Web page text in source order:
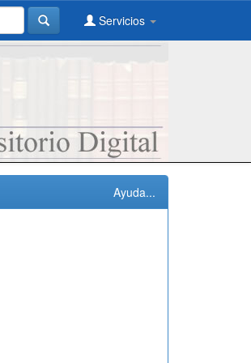
Servicios
Ayuda...